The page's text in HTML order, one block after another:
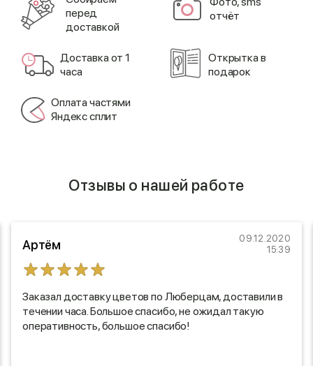
перед
доставкой
отчёт
Доставка от 1
часа
Открытка в
подарок
Оплата частями
Яндекс сплит
Отзывы о нашей работе
Артём
09.12.2020
15:39
Заказал доставку цветов по Люберцам, доставили в
течении часа. Большое спасибо, не ожидал такую
оперативность, большое спасибо!